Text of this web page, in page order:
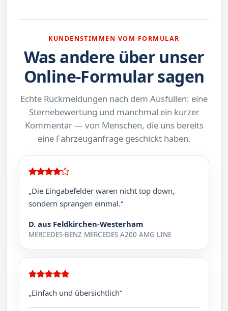
KUNDENSTIMMEN VOM FORMULAR
Was andere über unser
Online-Formular sagen
Echte Rückmeldungen nach dem Ausfüllen: eine
Sternebewertung und manchmal ein kurzer
Kommentar — von Menschen, die uns bereits
eine Fahrzeuganfrage geschickt haben.
„Die Eingabefelder waren nicht top down,
sondern sprangen einmal.“
D. aus Feldkirchen-Westerham
MERCEDES-BENZ MERCEDES A200 AMG LINE
„Einfach und übersichtlich“